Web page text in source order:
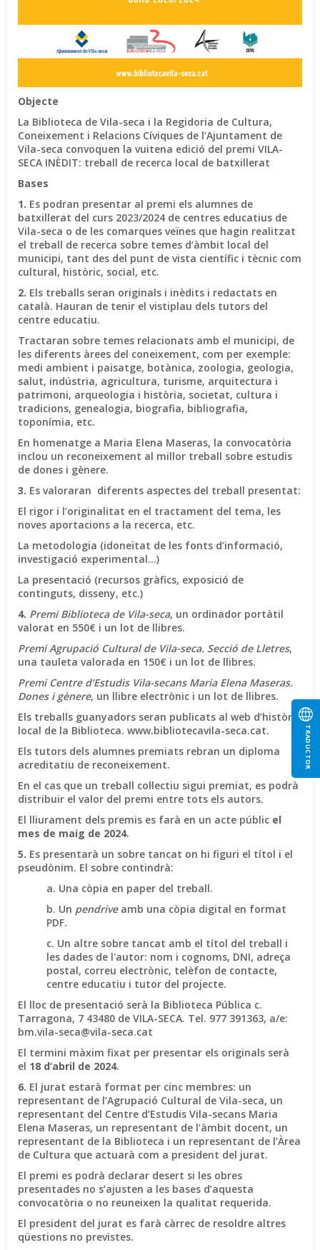
TRADUCTOR
Objecte
La Biblioteca de Vila-seca i la Regidoria de Cultura,
Coneixement i Relacions Cíviques de l’Ajuntament de
Vila-seca convoquen la vuitena edició del premi VILA-
SECA INÈDIT: treball de recerca local de batxillerat
Bases
1. Es podran presentar al premi els alumnes de
batxillerat del curs 2023/2024 de centres educatius de
Vila-seca o de les comarques veïnes que hagin realitzat
el treball de recerca sobre temes d’àmbit local del
municipi, tant des del punt de vista científic i tècnic com
cultural, històric, social, etc.
2. Els treballs seran originals i inèdits i redactats en
català. Hauran de tenir el vistiplau dels tutors del
centre educatiu.
Tractaran sobre temes relacionats amb el municipi, de
les diferents àrees del coneixement, com per exemple:
medi ambient i paisatge, botànica, zoologia, geologia,
salut, indústria, agricultura, turisme, arquitectura i
patrimoni, arqueologia i història, societat, cultura i
tradicions, genealogia, biografia, bibliografia,
toponímia, etc.
En homenatge a Maria Elena Maseras, la convocatòria
inclou un reconeixement al millor treball sobre estudis
de dones i gènere.
3. Es valoraran diferents aspectes del treball presentat:
El rigor i l’originalitat en el tractament del tema, les
noves aportacions a la recerca, etc.
La metodologia (idoneïtat de les fonts d’informació,
investigació experimental...)
La presentació (recursos gràfics, exposició de
continguts, disseny, etc.)
4. Premi Biblioteca de Vila-seca, un ordinador portàtil
valorat en 550€ i un lot de llibres.
Premi Agrupació Cultural de Vila-seca. Secció de Lletres,
una tauleta valorada en 150€ i un lot de llibres.
Premi Centre d’Estudis Vila-secans Maria Elena Maseras.
Dones i gènere, un llibre electrònic i un lot de llibres.
Els treballs guanyadors seran publicats al web d’història
local de la Biblioteca. www.bibliotecavila-seca.cat.
Els tutors dels alumnes premiats rebran un diploma
acreditatiu de reconeixement.
En el cas que un treball col·lectiu sigui premiat, es podrà
distribuir el valor del premi entre tots els autors.
El lliurament dels premis es farà en un acte públic el
mes de maig de 2024.
5. Es presentarà un sobre tancat on hi figuri el títol i el
pseudònim. El sobre contindrà:
a. Una còpia en paper del treball.
b. Un pendrive amb una còpia digital en format
PDF.
c. Un altre sobre tancat amb el títol del treball i
les dades de l'autor: nom i cognoms, DNI, adreça
postal, correu electrònic, telèfon de contacte,
centre educatiu i tutor del projecte.
El lloc de presentació serà la Biblioteca Pública c.
Tarragona, 7 43480 de VILA-SECA. Tel. 977 391363, a/e:
bm.vila-seca@vila-seca.cat
El termini màxim fixat per presentar els originals serà
el 18 d’abril de 2024.
6. El jurat estarà format per cinc membres: un
representant de l’Agrupació Cultural de Vila-seca, un
representant del Centre d’Estudis Vila-secans Maria
Elena Maseras, un representant de l’àmbit docent, un
representant de la Biblioteca i un representant de l’Àrea
de Cultura que actuarà com a president del jurat.
El premi es podrà declarar desert si les obres
presentades no s’ajusten a les bases d’aquesta
convocatòria o no reuneixen la qualitat requerida.
El president del jurat es farà càrrec de resoldre altres
qüestions no previstes.